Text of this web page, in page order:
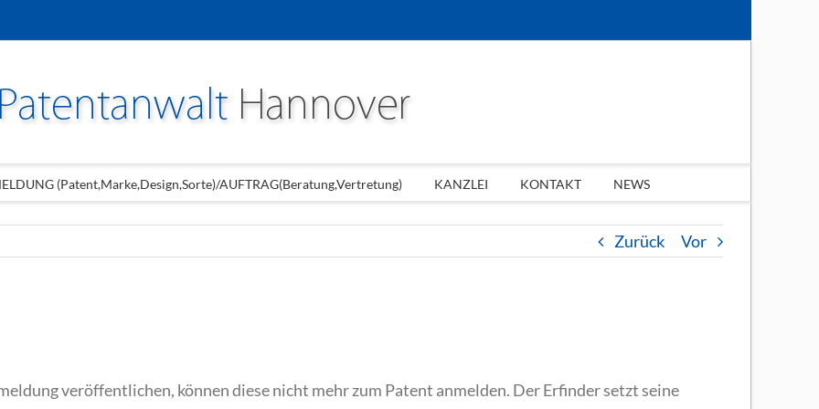
(Patent,Marke,Design,Sorte)/AUFTRAG(Beratung,Vertretung) KANZLEI KONTAKT NEWS
Zurück Vor
veröffentlichen, können diese nicht mehr zum Patent anmelden. Der Erfinder setzt seine